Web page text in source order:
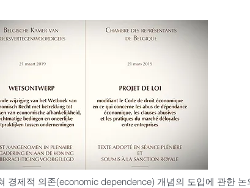
경제적 의존(economic dependence) 개념의 도입에 관한